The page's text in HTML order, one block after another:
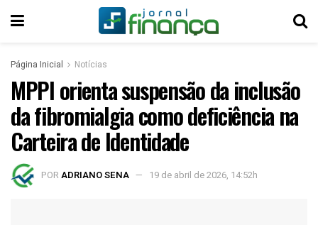
Página Inicial Notícias
MPPI orienta suspensão da inclusão
da fibromialgia como deficiência na
Carteira de Identidade
POR ADRIANO SENA 19 de abril de 2026, 14:52h